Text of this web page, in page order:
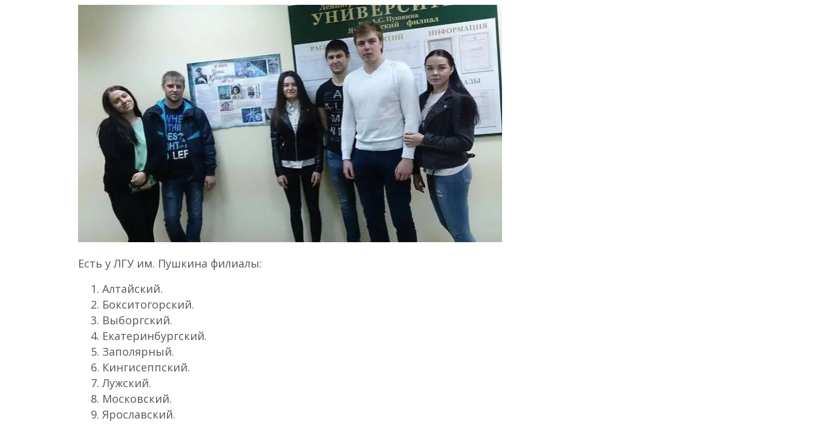
Есть у ЛГУ им. Пушкина филиалы:
Алтайский.
Бокситогорский.
Выборгский.
Екатеринбургский.
Заполярный.
Кингисеппский.
Лужский.
Московский.
Ярославский.